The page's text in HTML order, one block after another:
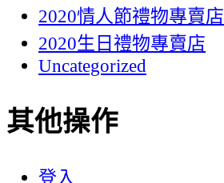
2020情人節禮物專賣店
2020生日禮物專賣店
Uncategorized
其他操作
登入